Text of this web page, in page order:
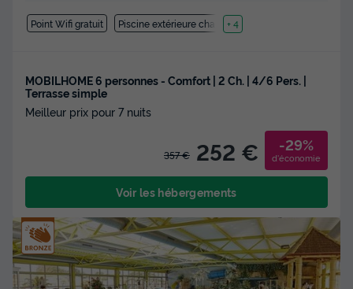
Point Wifi gratuit Piscine extérieure chauffée
+ 4
MOBILHOME 6 personnes - Comfort | 2 Ch. | 4/6 Pers. |
Terrasse simple
Meilleur prix pour 7 nuits
357 € 252 € -29%
d'économie
Voir les hébergements